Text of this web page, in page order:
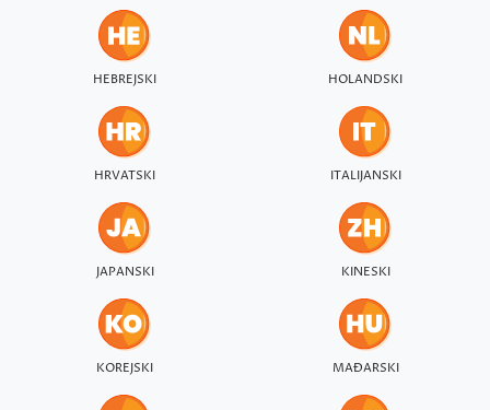
HEBREJSKI HOLANDSKI
HRVATSKI ITALIJANSKI
JAPANSKI KINESKI
KOREJSKI MAĐARSKI